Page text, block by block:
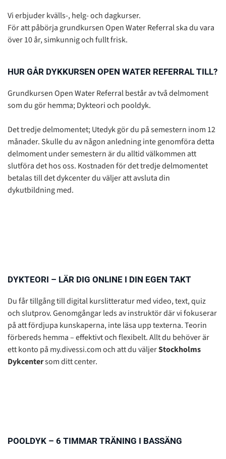
Vi erbjuder kvälls-, helg- och dagkurser.
För att påbörja grundkursen Open Water Referral ska du vara
över 10 år, simkunnig och fullt frisk.
HUR GÅR DYKKURSEN OPEN WATER REFERRAL TILL?
Grundkursen Open Water Referral består av två delmoment
som du gör hemma; Dykteori och pooldyk.
Det tredje delmomentet; Utedyk gör du på semestern inom 12
månader. Skulle du av någon anledning inte genomföra detta
delmoment under semestern är du alltid välkommen att
slutföra det hos oss. Kostnaden för det tredje delmomentet
betalas till det dykcenter du väljer att avsluta din
dykutbildning med.
DYKTEORI – LÄR DIG ONLINE I DIN EGEN TAKT
Du får tillgång till digital kurslitteratur med video, text, quiz
och slutprov. Genomgångar leds av instruktör där vi fokuserar
på att fördjupa kunskaperna, inte läsa upp texterna. Teorin
förbereds hemma – effektivt och flexibelt. Allt du behöver är
ett konto på my.divessi.com och att du väljerStockholms
Dykcentersom ditt center.
POOLDYK – 6 TIMMAR TRÄNING I BASSÄNG